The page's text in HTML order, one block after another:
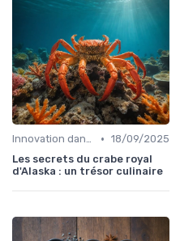
Innovation dans la food • 18/09/2025
Les secrets du crabe royal
d'Alaska : un trésor culinaire